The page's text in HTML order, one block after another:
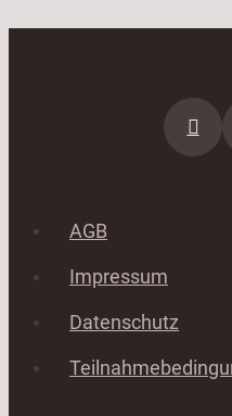
AGB
Impressum
Datenschutz